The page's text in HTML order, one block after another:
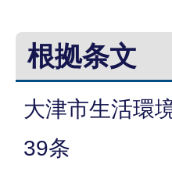
根拠条文
大津市生活環
39条